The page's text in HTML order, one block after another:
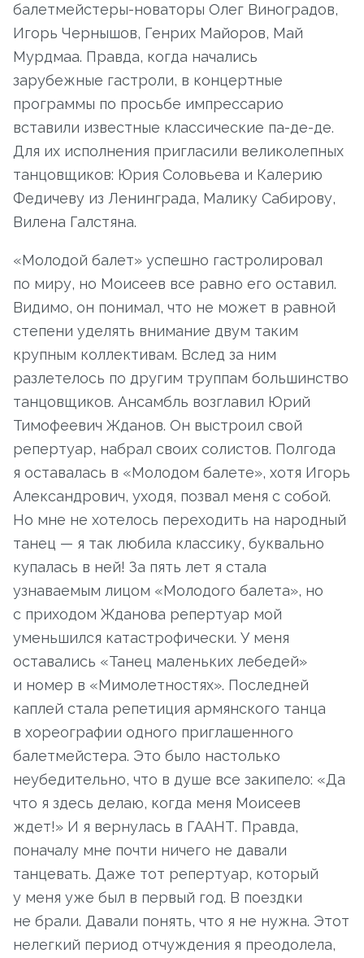
балетмейстеры-новаторы Олег Виноградов,
Игорь Чернышов, Генрих Майоров, Май
Мурдмаа. Правда, когда начались
зарубежные гастроли, в концертные
программы по просьбе импрессарио
вставили известные классические па-де-де.
Для их исполнения пригласили великолепных
танцовщиков: Юрия Соловьева и Калерию
Федичеву из Ленинграда, Малику Сабирову,
Вилена Галстяна.
«Молодой балет» успешно гастролировал
по миру, но Моисеев все равно его оставил.
Видимо, он понимал, что не может в равной
степени уделять внимание двум таким
крупным коллективам. Вслед за ним
разлетелось по другим труппам большинство
танцовщиков. Ансамбль возглавил Юрий
Тимофеевич Жданов. Он выстроил свой
репертуар, набрал своих солистов. Полгода
я оставалась в «Молодом балете», хотя Игорь
Александрович, уходя, позвал меня с собой.
Но мне не хотелось переходить на народный
танец — я так любила классику, буквально
купалась в ней! За пять лет я стала
узнаваемым лицом «Молодого балета», но
с приходом Жданова репертуар мой
уменьшился катастрофически. У меня
оставались «Танец маленьких лебедей»
и номер в «Мимолетностях». Последней
каплей стала репетиция армянского танца
в хореографии одного приглашенного
балетмейстера. Это было настолько
неубедительно, что в душе все закипело: «Да
что я здесь делаю, когда меня Моисеев
ждет!» И я вернулась в ГААНТ. Правда,
поначалу мне почти ничего не давали
танцевать. Даже тот репертуар, который
у меня уже был в первый год. В поездки
не брали. Давали понять, что я не нужна. Этот
нелегкий период отчуждения я преодолела,